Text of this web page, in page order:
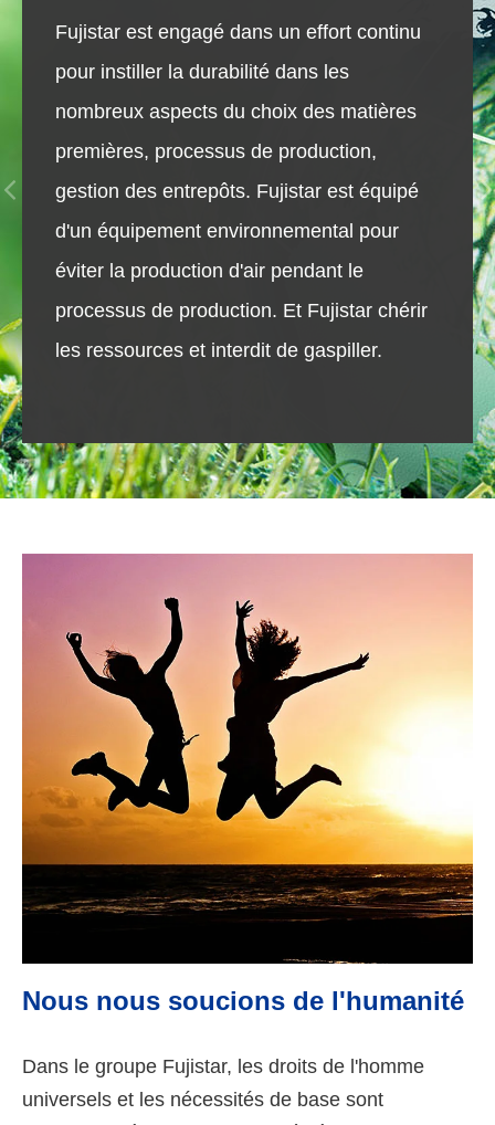
Fujistar est engagé dans un effort continu
pour instiller la durabilité dans les
nombreux aspects du choix des matières
premières, processus de production,
gestion des entrepôts. Fujistar est équipé
d'un équipement environnemental pour
éviter la production d'air pendant le
processus de production. Et Fujistar chérir
les ressources et interdit de gaspiller.
Nous nous soucions de l'humanité
Dans le groupe Fujistar, les droits de l'homme
universels et les nécessités de base sont